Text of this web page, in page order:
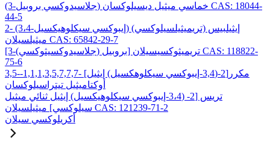
(3-جلاسيدوكسي بروبيل) خماسي ميثيل ديسيلوكسان CAS: 18044-
44-5
2- (3،4-إيبوكسي سيكلوهيكسيل) إيثيلبيس (تريميثيلسيلوكسي)
ميثيلسيلان CAS: 65842-29-7
[3-(جلاسيدوكسيثوكسي) بروبيل] تريميثوكسيسيلان CAS: 118822-
75-6
3,5-مكرر[2-(3,4-إيبوكسي سيكلوهكسيل) إيثيل] -1,1,1,3,5,7,7,7-
أوكتاميثيل تيتراسيلوكسان
تريس [2- (3،4-إيبوكسي سيكلوهيكسيل) إيثيل ثنائي ميثيل
سيلوكسي] ميثيلسيلان CAS: 121239-71-2
أكريلوكسي سيلان